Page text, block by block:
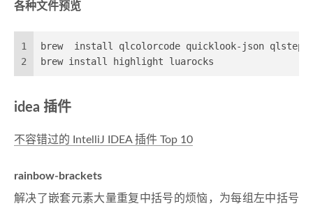
各种文件预览
1
2
brew  install qlcolorcode quicklook-json
brew install highlight luarocks
idea 插件
不容错过的 IntelliJ IDEA 插件 Top 10
rainbow-brackets
解决了嵌套元素大量重复中括号的烦恼，为每组左中括号